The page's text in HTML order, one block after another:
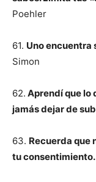
Poehler
61. Uno encuentra
Simon
62. Aprendí que lo
jamás dejar de
63. Recuerda que
tu consentimiento.